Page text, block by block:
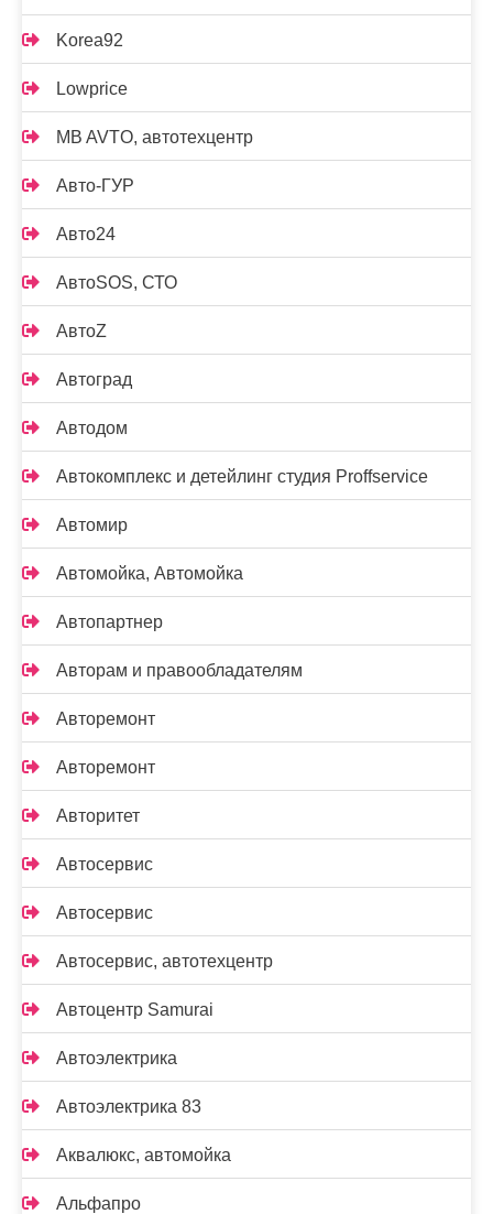
Korea92
Lowprice
MB AVTO, автотехцентр
Авто-ГУР
Авто24
АвтоSOS, СТО
АвтоZ
Автоград
Автодом
Автокомплекс и детейлинг студия Proffservice
Автомир
Автомойка, Автомойка
Автопартнер
Авторам и правообладателям
Авторемонт
Авторемонт
Авторитет
Автосервис
Автосервис
Автосервис, автотехцентр
Автоцентр Samurai
Автоэлектрика
Автоэлектрика 83
Аквалюкс, автомойка
Альфапро